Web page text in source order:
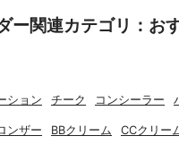
ー関連カテゴリ：お
ション チーク コンシーラー
ンザー BBクリーム CCクリー